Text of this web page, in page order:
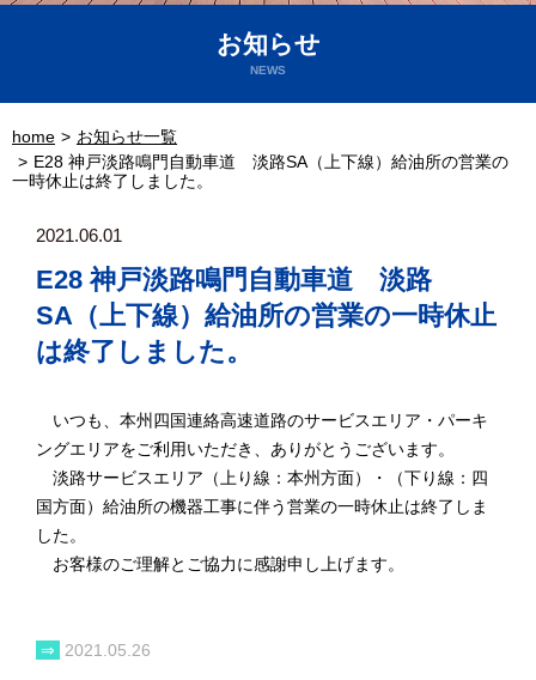
お知らせ
NEWS
home
お知らせ一覧
E28 神戸淡路鳴門自動車道 淡路SA（上下線）給油所の営業の
一時休止は終了しました。
2021.06.01
E28 神戸淡路鳴門自動車道 淡路
SA（上下線）給油所の営業の一時休止
は終了しました。
いつも、本州四国連絡高速道路のサービスエリア・パーキ
ングエリアをご利用いただき、ありがとうございます。
淡路サービスエリア（上り線：本州方面）・（下り線：四
国方面）給油所の機器工事に伴う営業の一時休止は終了しま
した。
お客様のご理解とご協力に感謝申し上げます。
⇒ 2021.05.26